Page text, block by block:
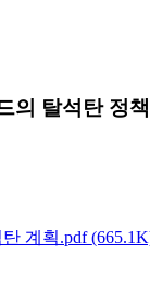
의 탈석탄 정책
탄 계획.pdf